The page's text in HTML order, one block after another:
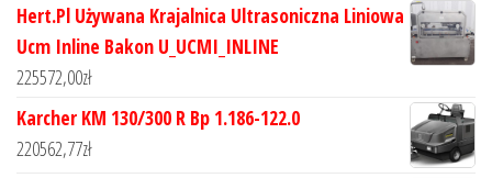
Hert.Pl Używana Krajalnica Ultrasoniczna Liniowa
Ucm Inline Bakon U_UCMI_INLINE
225572,00zł
Karcher KM 130/300 R Bp 1.186-122.0
220562,77zł